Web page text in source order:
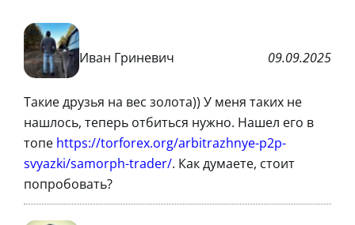
Иван Гриневич 09.09.2025
Такие друзья на вес золота)) У меня таких не
нашлось, теперь отбиться нужно. Нашел его в
топе https://torforex.org/arbitrazhnye-p2p-
svyazki/samorph-trader/. Как думаете, стоит
попробовать?